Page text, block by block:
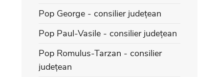
Pop George - consilier județean
Pop Paul-Vasile - consilier județean
Pop Romulus-Tarzan - consilier
județean